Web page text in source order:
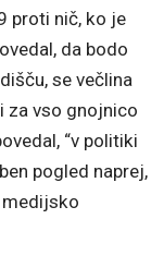
proti nič, ko je
da bodo
se večlina
za vso gnojnico
“v politiki
pogled naprej,